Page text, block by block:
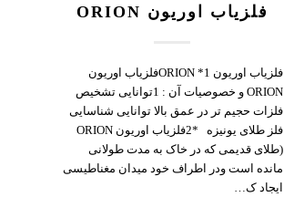
فلزیاب اوریون ORION
فلزیاب اوریون ORION *1فلزیاب اوریون
ORION و خصوصیات آن : 1توانایی تشخیص
فلزات حجیم تر در عمق بالا توانایی شناسایی
فلز طلای یونیزه *2فلزیاب اوریون ORION
(طلای قدیمی که در خاک به مدت طولانی
مانده است ودر اطراف خود میدان مغناطیسی
ایجاد ک…